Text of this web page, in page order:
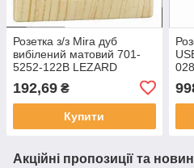
Розетка з/з Mira дуб
вибілений матовий 701-
5252-122B LEZARD
192,69 ₴
Купити
Акційні пропозиції та